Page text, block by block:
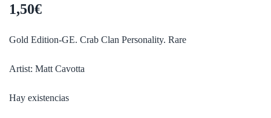
1,50€
Gold Edition-GE. Crab Clan Personality. Rare
Artist: Matt Cavotta
Hay existencias